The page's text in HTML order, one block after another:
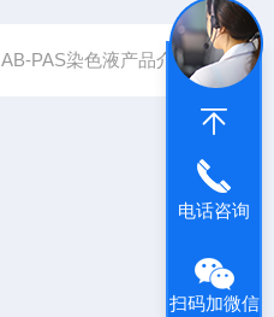
AB-PAS染色液产品介绍
电话咨询
扫码加微信